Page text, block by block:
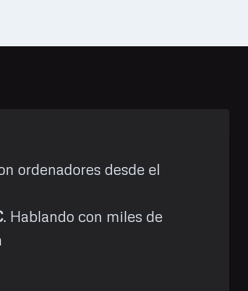
ordenadores desde el
. Hablando con miles de